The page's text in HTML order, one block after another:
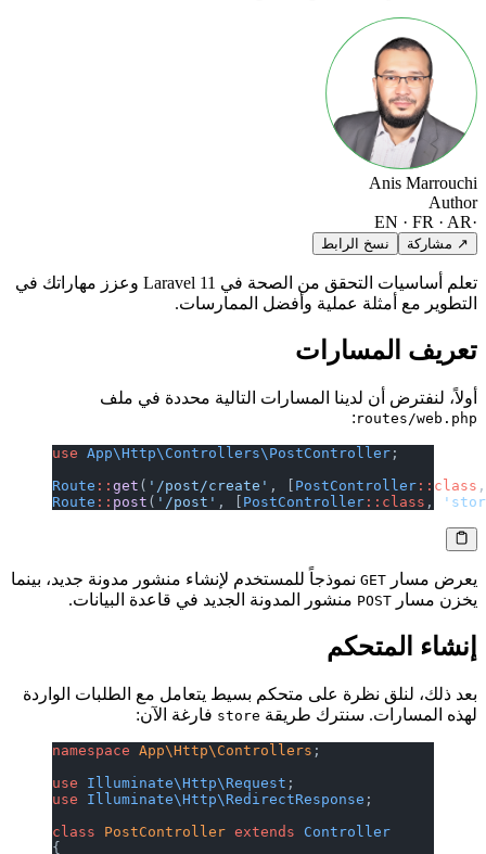
Anis Marrouchi
Author
EN · FR · AR
↗ مشاركة نسخ الرابط
تعلم أساسيات التحقق من الصحة في Laravel 11 وعزز مهاراتك في
التطوير مع أمثلة عملية وأفضل الممارسات.
تعريف المسارات
أولاً، لنفترض أن لدينا المسارات التالية محددة في ملف
routes/web.php
:
use App\Http\Controllers\PostController
Route ::get ( '/post/create' , [PostController ::class
Route ::post ( '/post' , [PostController ::class ,
يعرض مسار GETنموذجاً للمستخدم لإنشاء منشور مدونة جديد، بينما
يخزن مسار POSTمنشور المدونة الجديد في قاعدة البيانات.
إنشاء المتحكم
بعد ذلك، لنلق نظرة على متحكم بسيط يتعامل مع الطلبات الواردة
لهذه المسارات. سنترك طريقةstoreفارغة الآن:
namespace App\Http\Controllers
use Illuminate\Http\Request
use Illuminate\Http\RedirectResponse
class PostController extends Controller